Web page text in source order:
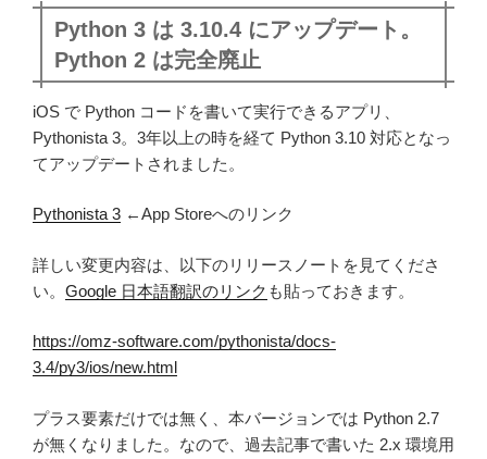
Python 3 は 3.10.4 にアップデート。
Python 2 は完全廃止
iOS で Python コードを書いて実行できるアプリ、
Pythonista 3。3年以上の時を経て Python 3.10 対応となっ
てアップデートされました。
Pythonista 3 ←App Storeへのリンク
詳しい変更内容は、以下のリリースノートを見てくださ
い。 Google 日本語翻訳のリンク も貼っておきます。
https://omz-software.com/pythonista/docs-
3.4/py3/ios/new.html
プラス要素だけでは無く、本バージョンでは Python 2.7
が無くなりました。なので、過去記事で書いた 2.x 環境用